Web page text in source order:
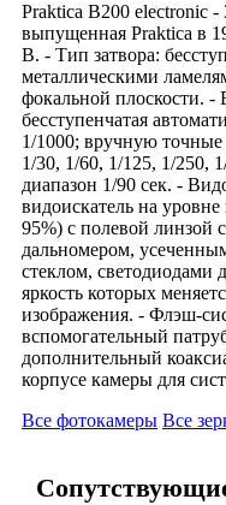
Praktica B200 electronic -
выпущенная Praktica в
B. - Тип затвора:
металлическими
фокальной плоскости. -
бесступенчатая
1/1000; вручную точные
1/30, 1/60, 1/125, 1/250,
диапазон 1/90 сек. -
видоискатель на уровне
95%) с полевой
дальномером,
стеклом, светодиодами
яркость которых
изображения. - Флэш-
вспомогательный
дополнительный
корпусе камеры для
Все фотокамеры Все